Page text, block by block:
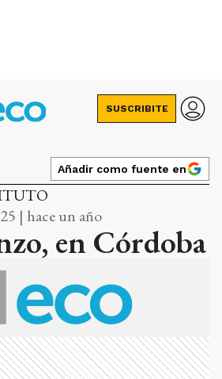
SUSCRIBITE
Añadir como fuente en
| hace un año
en Córdoba